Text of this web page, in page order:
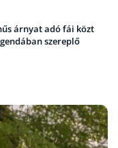
árnyat adó fái közt
szereplő